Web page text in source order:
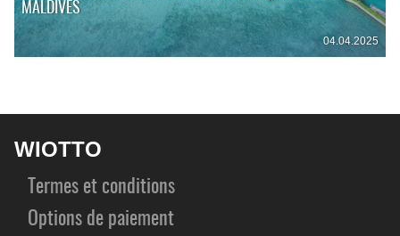
MALDIVES
04.04.2025
WIOTTO
Termes et conditions
Options de paiement